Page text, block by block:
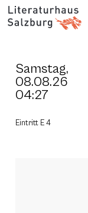
Samstag,
08.08.26
04:27
Eintritt E 4